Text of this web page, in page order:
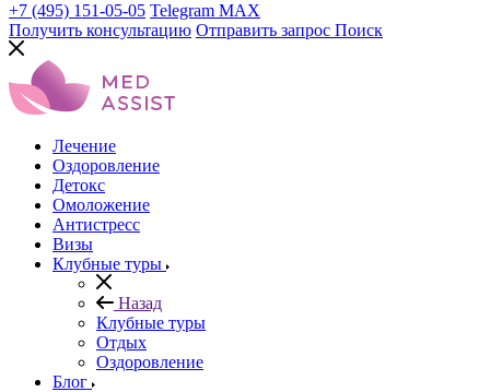
+7 (495) 151-05-05 Telegram MAX
Получить консультацию Отправить запрос Поиск
Лечение
Оздоровление
Детокс
Омоложение
Антистресс
Визы
Клубные туры
Назад
Клубные туры
Отдых
Оздоровление
Блог